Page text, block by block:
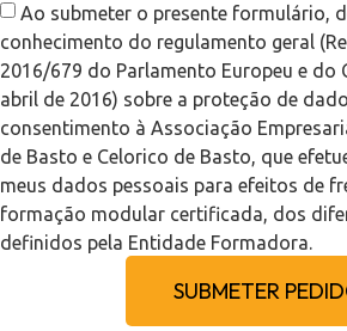
Ao submeter o presente formulário,
conhecimento do regulamento geral
2016/679 do Parlamento Europeu e do
abril de 2016) sobre a proteção de
consentimento à Associação
de Basto e Celorico de Basto, que
meus dados pessoais para efeitos de
formação modular certificada, dos
definidos pela Entidade Formadora.
SUBMETER